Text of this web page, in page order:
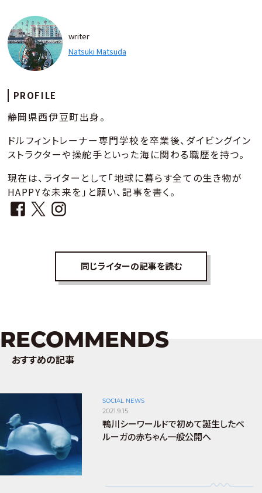
writer
Natsuki Matsuda
PROFILE
静岡県西伊豆町出身。
ドルフィントレーナー専門学校を卒業後、ダイビングイン
ストラクターや操舵手といった海に関わる職歴を持つ。
現在は、ライターとして「地球に暮らす全ての生き物が
HAPPYな未来を」と願い、記事を書く。
同じライターの記事を読む
RECOMMENDS
おすすめの記事
SOCIAL NEWS
2021.9.15
鴨川シーワールドで初めて誕生したベ
ルーガの赤ちゃん一般公開へ